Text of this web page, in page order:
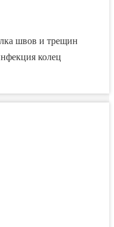
швов и трещин
колец